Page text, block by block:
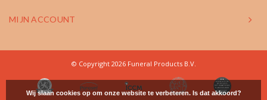
MIJN ACCOUNT
© Copyright 2026 Funeral Products B.V.
Wij slaan cookies op om onze website te verbeteren. Is dat akkoord?